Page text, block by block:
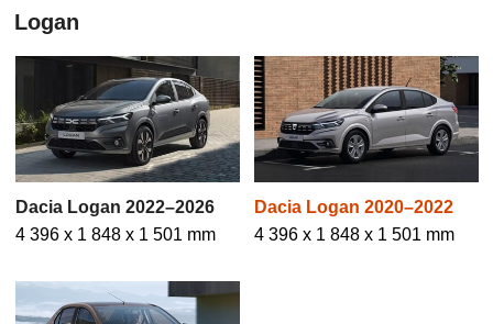
Logan
Dacia Logan 2022–2026
4 396 x 1 848 x 1 501 mm
Dacia Logan 2020–2022
4 396 x 1 848 x 1 501 mm